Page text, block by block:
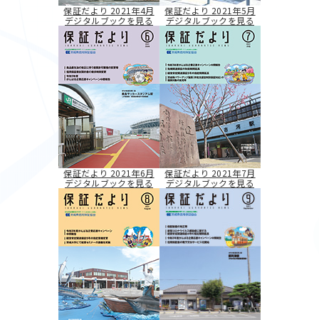
保証だより 2021年4月
デジタルブックを見る
保証だより 2021年5月
デジタルブックを見る
保証だより 2021年6月
デジタルブックを見る
保証だより 2021年7月
デジタルブックを見る